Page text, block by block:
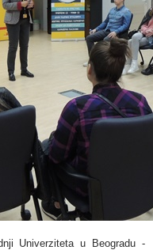
Univerziteta u Beogradu -